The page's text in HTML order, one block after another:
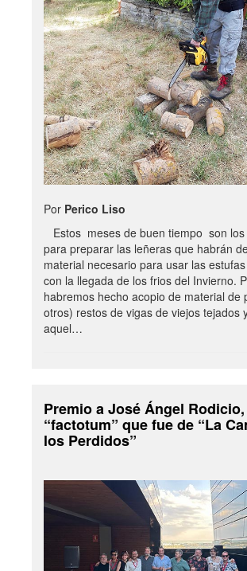
Por Perico Liso
Estos meses de buen tiempo son los
para preparar las leñeras que habrán
material necesario para usar las
con la llegada de los frios del Invierno.
habremos hecho acopio de material de
otros) restos de vigas de viejos tejados
aquel…
Premio a José Ángel Rodicio,
“factotum” que fue de “La
los Perdidos”